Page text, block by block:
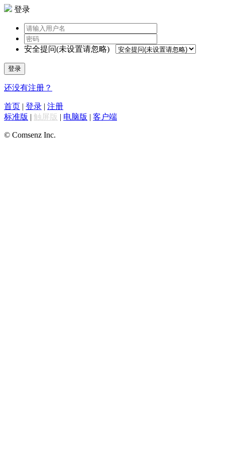
登录
安全提问(未设置请忽略)
登录
还没有注册？
首页 | 登录 | 注册
标准版 | 触屏版 | 电脑版 | 客户端
© Comsenz Inc.